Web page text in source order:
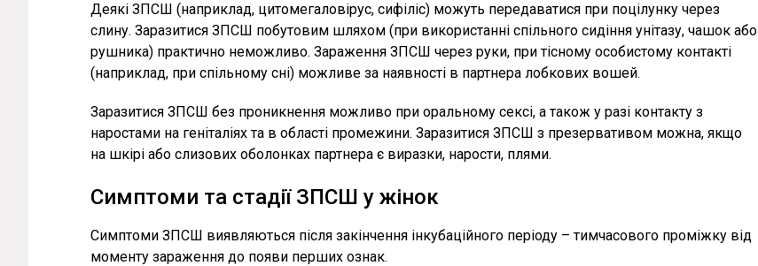
Деякі ЗПСШ (наприклад, цитомегаловірус, сифіліс) можуть передаватися при поцілунку через
слину. Заразитися ЗПСШ побутовим шляхом (при використанні спільного сидіння унітазу, чашок або
рушника) практично неможливо. Зараження ЗПСШ через руки, при тісному особистому контакті
(наприклад, при спільному сні) можливе за наявності в партнера лобкових вошей.
Заразитися ЗПСШ без проникнення можливо при оральному сексі, а також у разі контакту з
наростами на геніталіях та в області промежини. Заразитися ЗПСШ з презервативом можна, якщо
на шкірі або слизових оболонках партнера є виразки, нарости, плями.
Симптоми та стадії ЗПСШ у жінок
Симптоми ЗПСШ виявляються після закінчення інкубаційного періоду – тимчасового проміжку від
моменту зараження до появи перших ознак.